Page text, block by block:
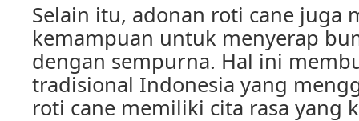
Selain itu, adonan roti cane juga
kemampuan untuk menyerap
dengan sempurna. Hal ini
tradisional Indonesia yang
roti cane memiliki cita rasa yang